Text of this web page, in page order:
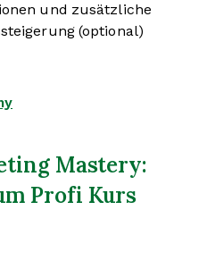
und zusätzliche
(optional)
Mastery:
Profi Kurs